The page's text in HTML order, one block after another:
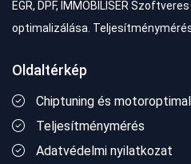
EGR, DPF, IMMOBILISER
optimalizálása.
Oldaltérkép
Chiptuning és
Teljesítménymérés
Adatvédelmi nyilatkozat